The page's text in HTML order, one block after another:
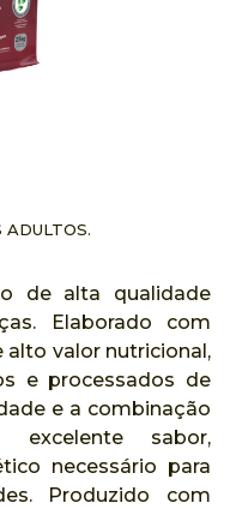
ADULTOS.
de alta qualidade
Elaborado com
alto valor nutricional,
e processados de
e a combinação
sabor,
necessário para
Produzido com